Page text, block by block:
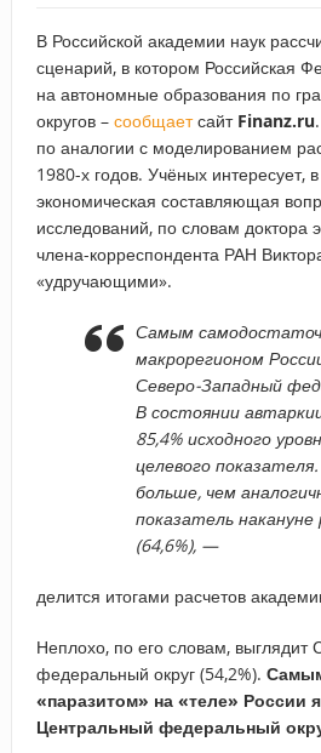
В Российской академии наук
сценарий, в котором Российская
на автономные образования по
округов – сообщаетсайт Finanz.ru
по аналогии с моделированием
1980-х годов. Учёных интересует,
экономическая составляющая
исследований, по словам доктора
члена-корреспондента РАН
«удручающими».
Самым
макрорегионом
Северо-Западный
В состоянии
85,4% исходного
целевого
больше, чем
показатель
(64,6%), —
делится итогами расчетов
Неплохо, по его словам, выглядит
федеральный округ (54,2%).
«паразитом» на «теле» России
Центральный федеральный